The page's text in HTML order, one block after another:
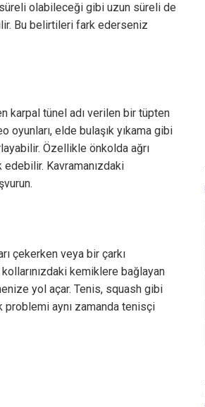
süreli olabileceği gibi uzun süreli de
Bu belirtileri fark ederseniz
karpal tünel adı verilen bir tüpten
elde bulaşık yıkama gibi
Özellikle önkolda ağrı
Kavramanızdaki
çekerken veya bir çarkı
kemiklere bağlayan
yol açar. Tenis, squash gibi
problemi aynı zamanda tenisçi